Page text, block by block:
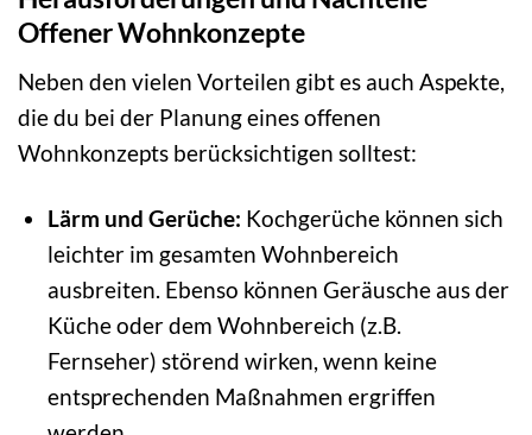
Offener Wohnkonzepte
Neben den vielen Vorteilen gibt es auch Aspekte,
die du bei der Planung eines offenen
Wohnkonzepts berücksichtigen solltest:
Lärm und Gerüche: Kochgerüche können sich
leichter im gesamten Wohnbereich
ausbreiten. Ebenso können Geräusche aus der
Küche oder dem Wohnbereich (z.B.
Fernseher) störend wirken, wenn keine
entsprechenden Maßnahmen ergriffen